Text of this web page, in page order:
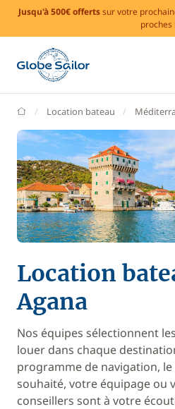
Jusqu'à 500€ offertssur votre
proches
GlobeSailor
Location bateau
Location
Agana
Nos équipes sélectionnent
louer dans chaque
programme de navigation,
souhaité, votre équipage ou
conseillers sont à votre